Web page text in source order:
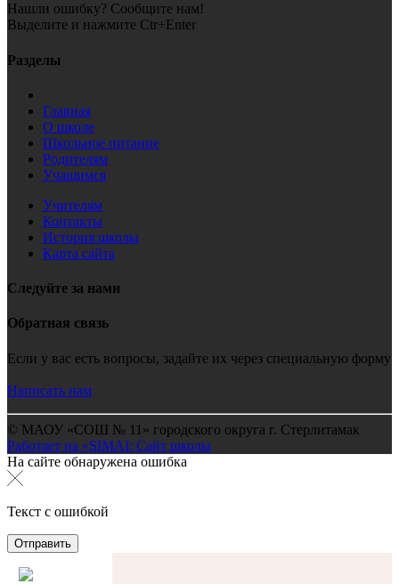
Нашли ошибку? Сообщите нам!
Выделите и нажмите Ctr+Enter
Разделы
Главная
О школе
Школьное питание
Родителям
Учащимся
Учителям
Контакты
История школы
Карта сайта
Следуйте за нами
Обратная связь
Если у вас есть вопросы, задайте их через специальную форму
Написать нам
© МАОУ «СОШ № 11» городского округа г. Стерлитамак
Работает на «SIMAI: Сайт школы
На сайте обнаружена ошибка
Текст с ошибкой